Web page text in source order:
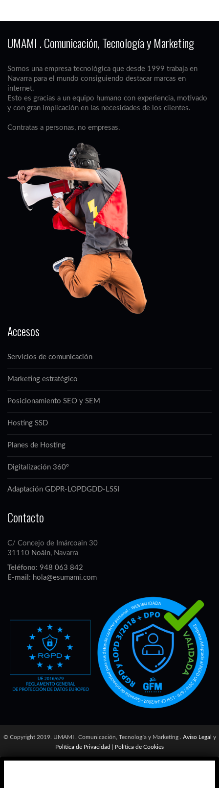
UMAMI . Comunicación, Tecnología y Marketing
Somos una empresa tecnológica que desde 1999 trabaja en
Navarra para el mundo consiguiendo destacar marcas en
internet.
Esto es gracias a un equipo humano con experiencia, motivado
y con gran implicación en las necesidades de los clientes.
Contratas a personas, no empresas.
Accesos
Servicios de comunicación
Marketing estratégico
Posicionamiento SEO y SEM
Hosting SSD
Planes de Hosting
Digitalización 360º
Adaptación GDPR-LOPDGDD-LSSI
Contacto
C/ Concejo de Imárcoain 30
31110 Noáin, Navarra
Teléfono: 948 063 842
E-mail: hola@esumami.com
© Copyright 2019. UMAMI . Comunicación, Tecnología y Marketing . Aviso Legal y
Política de Privacidad
Política de Cookies